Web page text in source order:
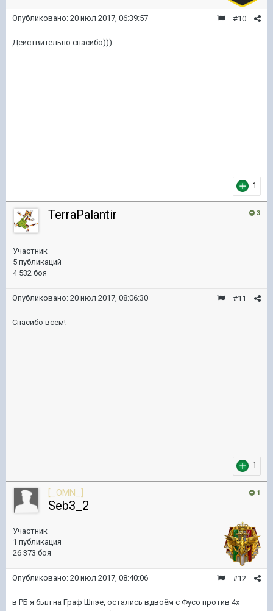
#10
Опубликовано: 20 июл 2017, 06:39:57
Действительно спасибо)))
1
3
TerraPalantir
Участник
5 публикаций
4 532 боя
#11
Опубликовано: 20 июл 2017, 08:06:30
Спасибо всем!
1
1
[_OMN_]
Seb3_2
Участник
1 публикация
26 373 боя
#12
Опубликовано: 20 июл 2017, 08:40:06
в РБ я был на Граф Шпэе, остались вдвоём с Фусо против 4х